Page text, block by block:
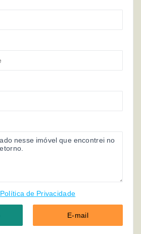
Política de Privacidade
E-mail